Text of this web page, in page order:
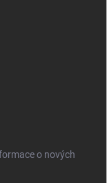
o nových